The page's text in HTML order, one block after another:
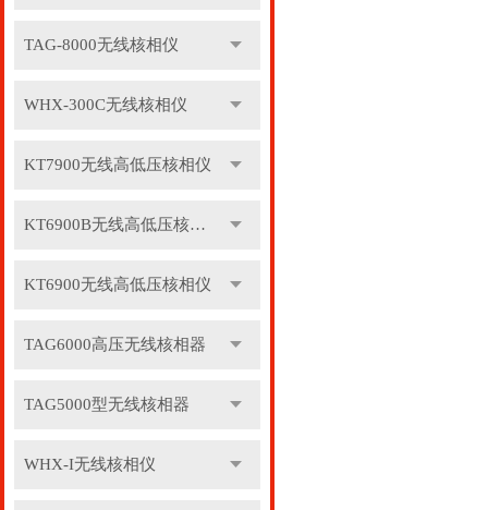
TAG-8000无线核相仪
WHX-300C无线核相仪
KT7900无线高低压核相仪
KT6900B无线高低压核相仪
KT6900无线高低压核相仪
TAG6000高压无线核相器
TAG5000型无线核相器
WHX-I无线核相仪